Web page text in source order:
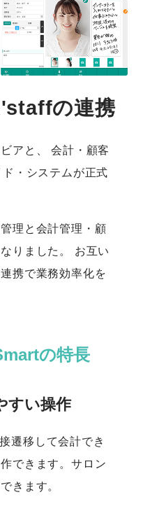
の連携
アと、
会計・顧客
・システムが正式
理と会計管理・顧
りました。
お互い
携で業務効率化を
の特長
すい操作
遷移して会計でき
できます。サロン
きます。